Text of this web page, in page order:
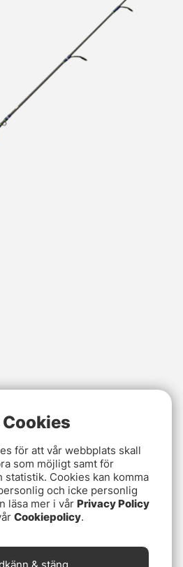
Cookies
för att vår webbplats skall
som möjligt samt för
statistik. Cookies kan komma
och icke personlig
läsa mer i vår Privacy Policy
Cookiepolicy.
& stäng